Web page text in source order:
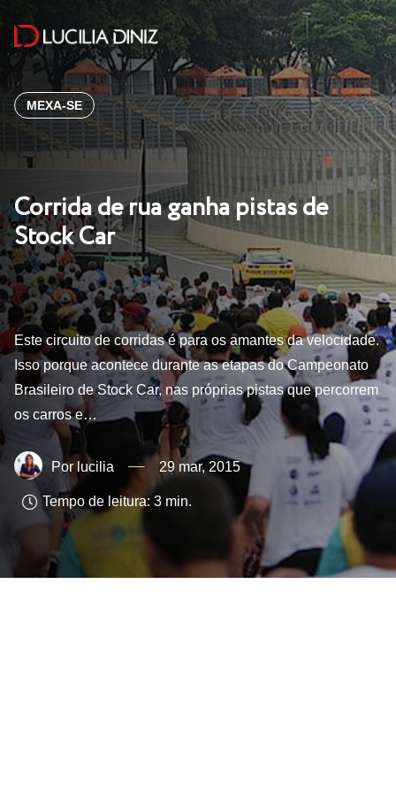
MEXA-SE
Corrida de rua ganha pistas de
Stock Car
Este circuito de corridas é para os amantes da velocidade.
Isso porque acontece durante as etapas do Campeonato
Brasileiro de Stock Car, nas próprias pistas que percorrem
os carros e…
lucilia 29 mar, 2015
Tempo de leitura: 3 min.